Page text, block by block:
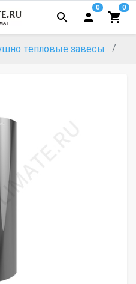
0 0
тепловые завесы